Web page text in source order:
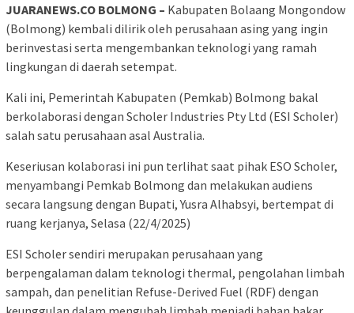
JUARANEWS.CO BOLMONG – Kabupaten Bolaang Mongondow
(Bolmong) kembali dilirik oleh perusahaan asing yang ingin
berinvestasi serta mengembankan teknologi yang ramah
lingkungan di daerah setempat.
Kali ini, Pemerintah Kabupaten (Pemkab) Bolmong bakal
berkolaborasi dengan Scholer Industries Pty Ltd (ESI Scholer)
salah satu perusahaan asal Australia.
Keseriusan kolaborasi ini pun terlihat saat pihak ESO Scholer,
menyambangi Pemkab Bolmong dan melakukan audiens
secara langsung dengan Bupati, Yusra Alhabsyi, bertempat di
ruang kerjanya, Selasa (22/4/2025)
ESI Scholer sendiri merupakan perusahaan yang
berpengalaman dalam teknologi thermal, pengolahan limbah
sampah, dan penelitian Refuse-Derived Fuel (RDF) dengan